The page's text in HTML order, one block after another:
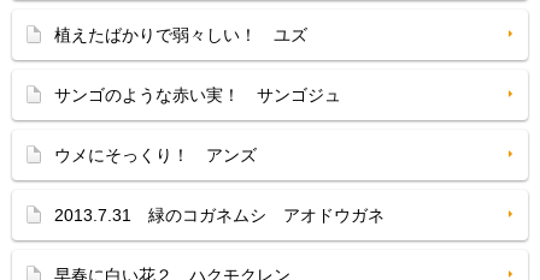
植えたばかりで弱々しい！ ユズ
サンゴのような赤い実！ サンゴジュ
ウメにそっくり！ アンズ
2013.7.31 緑のコガネムシ アオドウガネ
早春に白い花２ ハクモクレン